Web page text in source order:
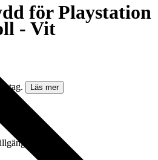
för Playstation
- Vit
Läs mer